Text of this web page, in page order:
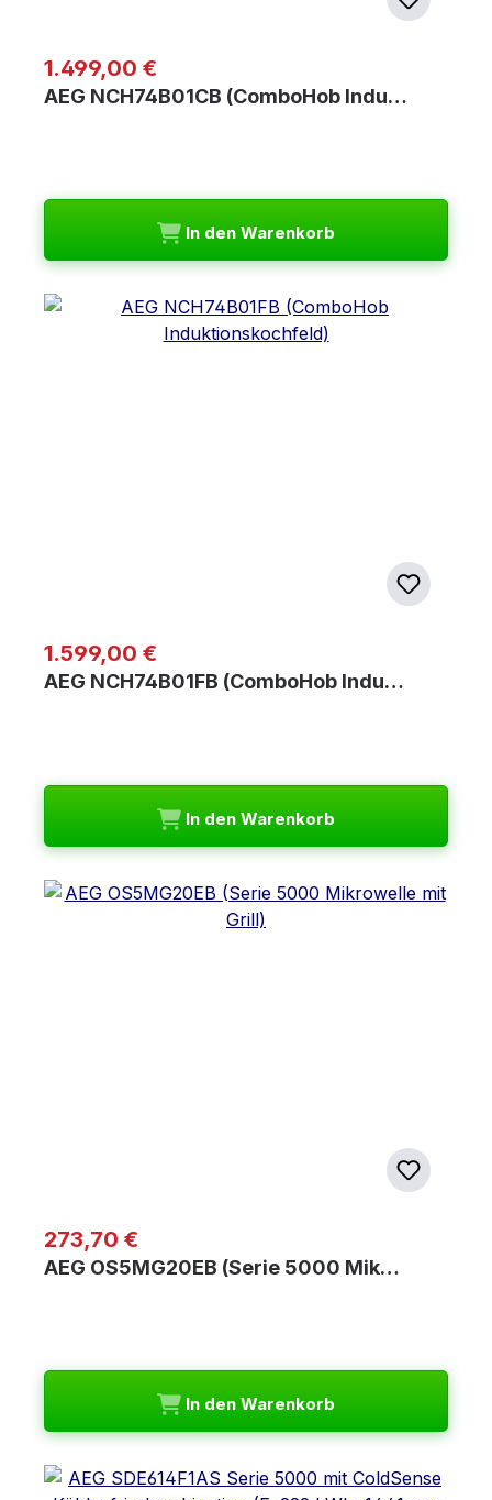
Regulärer Preis:
1.499,00 €
AEG NCH74B01CB (ComboHob Indu…
In den Warenkorb
Regulärer Preis:
1.599,00 €
AEG NCH74B01FB (ComboHob Indu…
In den Warenkorb
Regulärer Preis:
273,70 €
AEG OS5MG20EB (Serie 5000 Mik…
In den Warenkorb